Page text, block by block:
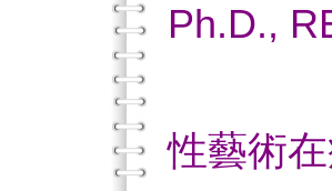
Ph.D.,
性藝術